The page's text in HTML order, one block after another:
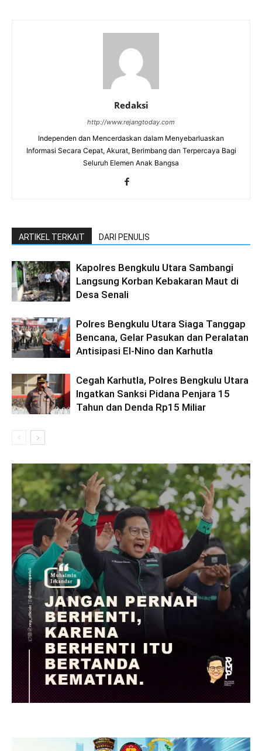
Redaksi
http://www.rejangtoday.com
Independen dan Mencerdaskan dalam Menyebarluaskan
Informasi Secara Cepat, Akurat, Berimbang dan Terpercaya Bagi
Seluruh Elemen Anak Bangsa
ARTIKEL TERKAIT DARI PENULIS
Kapolres Bengkulu Utara Sambangi
Langsung Korban Kebakaran Maut di
Desa Senali
Polres Bengkulu Utara Siaga Tanggap
Bencana, Gelar Pasukan dan Peralatan
Antisipasi El-Nino dan Karhutla
Cegah Karhutla, Polres Bengkulu Utara
Ingatkan Sanksi Pidana Penjara 15
Tahun dan Denda Rp15 Miliar